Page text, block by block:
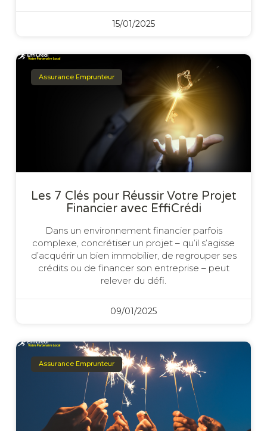
15/01/2025
Assurance Emprunteur
Les 7 Clés pour Réussir Votre Projet
Financier avec EffiCrédi
Dans un environnement financier parfois
complexe, concrétiser un projet – qu’il s’agisse
d’acquérir un bien immobilier, de regrouper ses
crédits ou de financer son entreprise – peut
relever du défi.
09/01/2025
Assurance Emprunteur